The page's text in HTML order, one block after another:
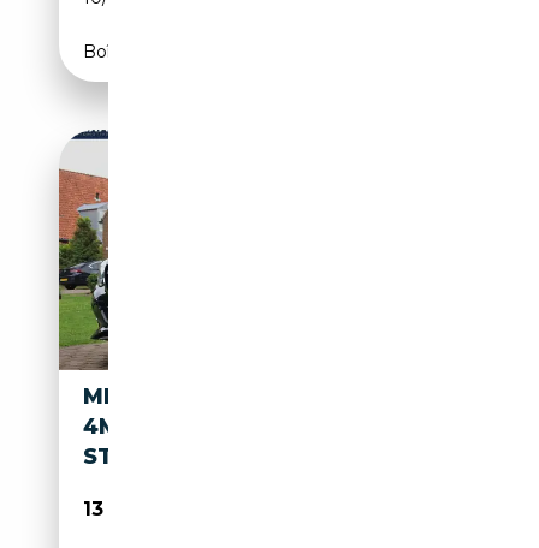
Boîte automatique
MERCEDES-BENZ B 250
4MATIC AMG PRESTIGE AUT. |
STOELVERWARMING | FACEL
13 945€